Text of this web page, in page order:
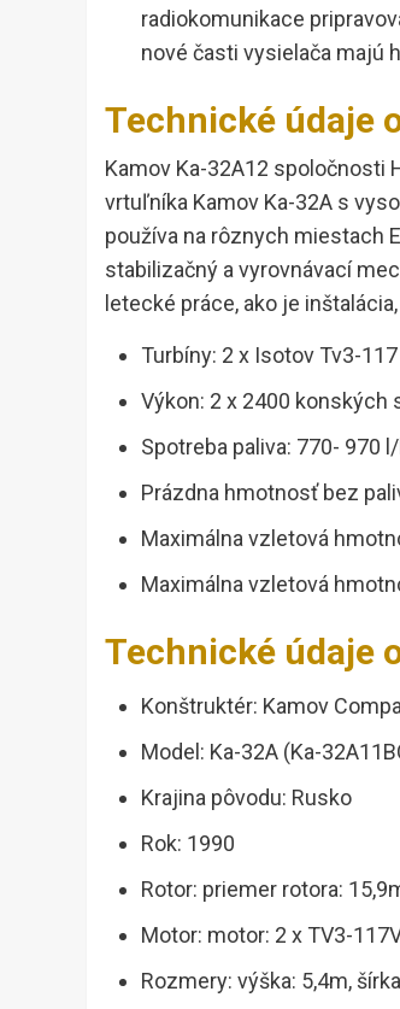
radiokomunikace
nové časti vysielača majú
Technické údaje
Kamov Ka-32A12
vrtuľníka Kamov Ka-32A s
používa na rôznych miestach
stabilizačný a vyrovnávací
letecké práce, ako je
Turbíny: 2 x Isotov Tv3-
Výkon: 2 x 2400 konských
Spotreba paliva: 770- 970
Prázdna hmotnosť bez
Maximálna vzletová
Maximálna vzletová
Technické údaje
Konštruktér: Kamov
Model: Ka-32A (Ka-
Krajina pôvodu: Rusko
Rok: 1990
Rotor: priemer rotora:
Motor: motor: 2 x TV3-
Rozmery: výška: 5,4m,